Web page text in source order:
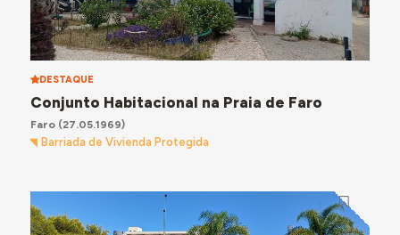
DESTAQUE
Conjunto Habitacional na Praia de Faro
Faro(27.05.1969)
Barriada de Vivienda Protegida